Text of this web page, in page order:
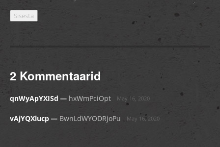
2 Kommentaarid
qnWyApYXISd hxWmPciOpt May 16, 2020
vAjYQXlucp BwnLdWYODRjoPu May 16, 2020